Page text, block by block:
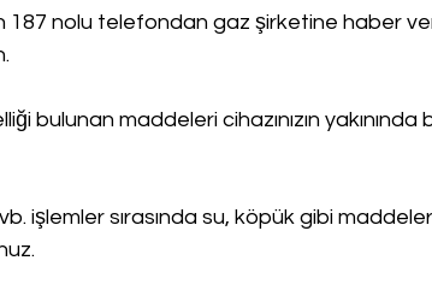
nolu telefondan gaz şirketine haber
bulunan maddeleri cihazınızın yakınında
işlemler sırasında su, köpük gibi